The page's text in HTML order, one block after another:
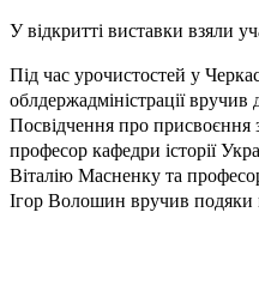
У відкритті виставки взяли
Під час урочистостей у
облдержадміністрації
Посвідчення про присвоєння
професор кафедри історії
Віталію Масненку та
Ігор Волошин вручив подяки